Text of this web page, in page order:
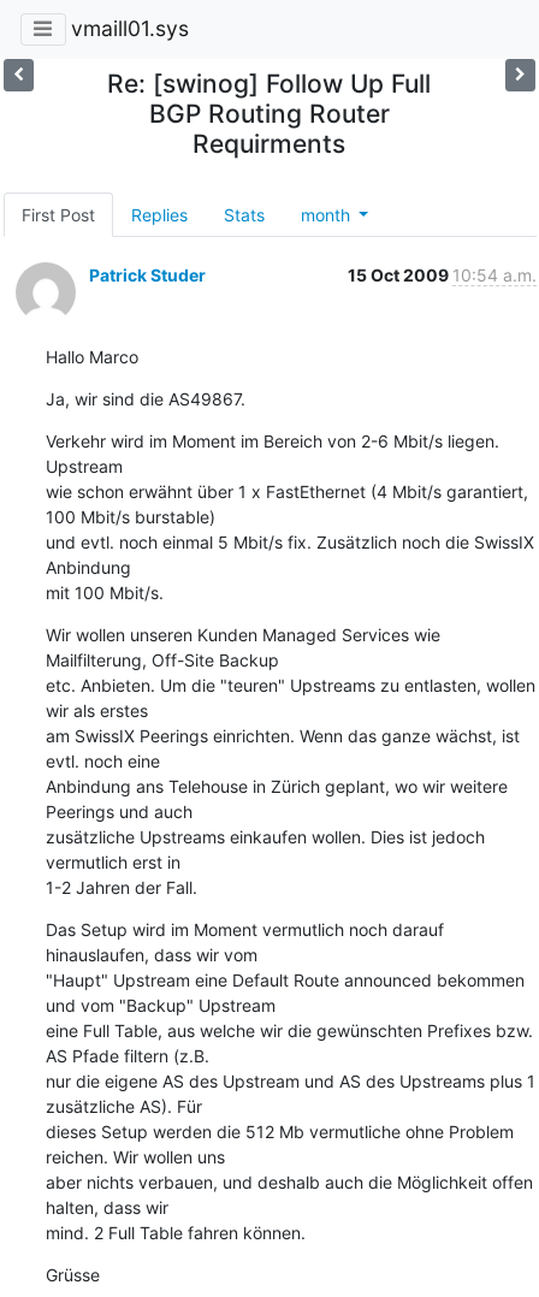
vmaill01.sys
Re: [swinog] Follow Up Full
BGP Routing Router
Requirments
First Post Replies Stats month
Patrick Studer 15 Oct 2009 10:54 a.m.
Hallo Marco
Ja, wir sind die AS49867.
Verkehr wird im Moment im Bereich von 2-6 Mbit/s liegen.
Upstream
wie schon erwähnt über 1 x FastEthernet (4 Mbit/s garantiert,
100 Mbit/s burstable)
und evtl. noch einmal 5 Mbit/s fix. Zusätzlich noch die SwissIX
Anbindung
mit 100 Mbit/s.
Wir wollen unseren Kunden Managed Services wie
Mailfilterung, Off-Site Backup
etc. Anbieten. Um die "teuren" Upstreams zu entlasten, wollen
wir als erstes
am SwissIX Peerings einrichten. Wenn das ganze wächst, ist
evtl. noch eine
Anbindung ans Telehouse in Zürich geplant, wo wir weitere
Peerings und auch
zusätzliche Upstreams einkaufen wollen. Dies ist jedoch
vermutlich erst in
1-2 Jahren der Fall.
Das Setup wird im Moment vermutlich noch darauf
hinauslaufen, dass wir vom
"Haupt" Upstream eine Default Route announced bekommen
und vom "Backup" Upstream
eine Full Table, aus welche wir die gewünschten Prefixes bzw.
AS Pfade filtern (z.B.
nur die eigene AS des Upstream und AS des Upstreams plus 1
zusätzliche AS). Für
dieses Setup werden die 512 Mb vermutliche ohne Problem
reichen. Wir wollen uns
aber nichts verbauen, und deshalb auch die Möglichkeit offen
halten, dass wir
mind. 2 Full Table fahren können.
Grüsse